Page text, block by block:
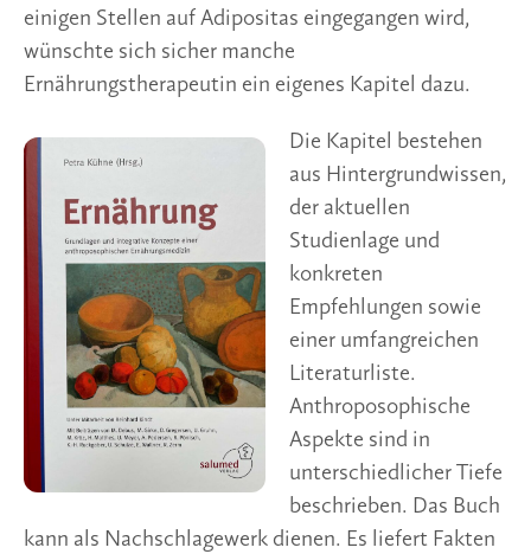
einigen Stellen auf Adipositas eingegangen wird,
wünschte sich sicher manche
Ernährungstherapeutin ein eigenes Kapitel dazu.
Die Kapitel bestehen
aus Hintergrundwissen,
der aktuellen
Studienlage und
konkreten
Empfehlungen sowie
einer umfangreichen
Literaturliste.
Anthroposophische
Aspekte sind in
unterschiedlicher Tiefe
beschrieben. Das Buch
kann als Nachschlagewerk dienen. Es liefert Fakten